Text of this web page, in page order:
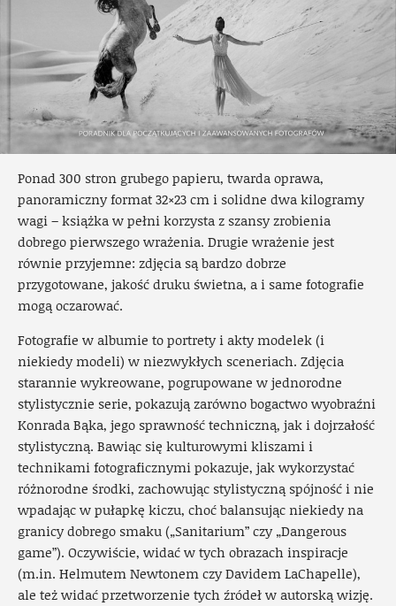
Ponad 300 stron grubego papieru, twarda oprawa,
panoramiczny format 32×23 cm i solidne dwa kilogramy
wagi – książka w pełni korzysta z szansy zrobienia
dobrego pierwszego wrażenia. Drugie wrażenie jest
równie przyjemne: zdjęcia są bardzo dobrze
przygotowane, jakość druku świetna, a i same fotografie
mogą oczarować.
Fotografie w albumie to portrety i akty modelek (i
niekiedy modeli) w niezwykłych sceneriach. Zdjęcia
starannie wykreowane, pogrupowane w jednorodne
stylistycznie serie, pokazują zarówno bogactwo wyobraźni
Konrada Bąka, jego sprawność techniczną, jak i dojrzałość
stylistyczną. Bawiąc się kulturowymi kliszami i
technikami fotograficznymi pokazuje, jak wykorzystać
różnorodne środki, zachowując stylistyczną spójność i nie
wpadając w pułapkę kiczu, choć balansując niekiedy na
granicy dobrego smaku („Sanitarium” czy „Dangerous
game”). Oczywiście, widać w tych obrazach inspiracje
(m.in. Helmutem Newtonem czy Davidem LaChapelle),
ale też widać przetworzenie tych źródeł w autorską wizję.